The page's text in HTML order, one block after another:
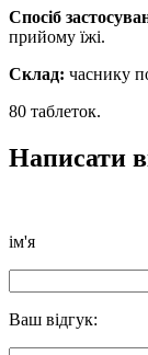
Спосіб
прийому їжі.
Склад: часнику
80 таблеток.
Написати
ім'я
Ваш відгук: